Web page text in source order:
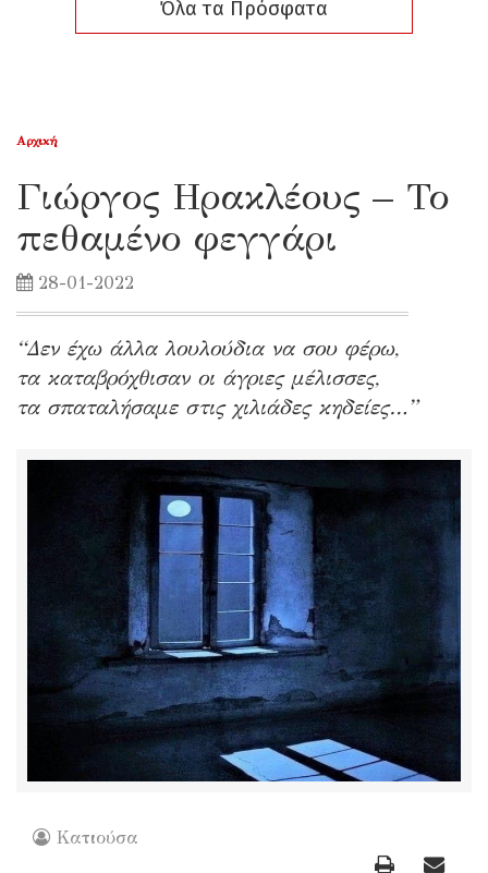
Όλα τα Πρόσφατα
Αρχική
Γιώργος Ηρακλέους – Το
πεθαμένο φεγγάρι
28-01-2022
“Δεν έχω άλλα λουλούδια να σου φέρω,
τα καταβρόχθισαν οι άγριες μέλισσες,
τα σπαταλήσαμε στις χιλιάδες κηδείες…”
Κατιούσα